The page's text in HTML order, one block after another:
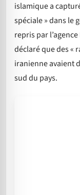
islamique a
spéciale » dans le
repris par
déclaré que des «
iranienne avaient
sud du pays.